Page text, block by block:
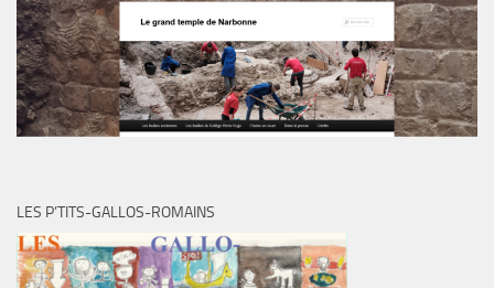
LES P’TITS-GALLOS-ROMAINS